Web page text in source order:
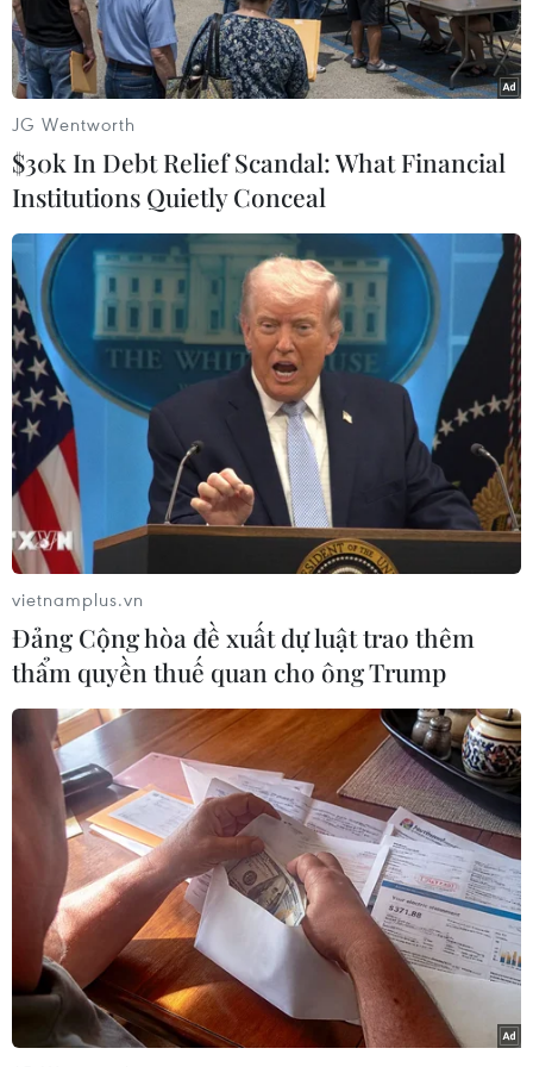
Hiện trường vụ tai nạn. (Nguồn: Newsteam)
Một người đàn ông ở Newbold on
Stour, Warwickshire (Anh) đã gặp tai nạn khá
hy hữu khi chiếc môtô phân khối lớn của anh
đâm thẳng vào... đống phân bón trên đường do
chiếc xe tải chở phân bị lật.
Theo tờ Metro, sự việc xảy ra vào khoảng lúc 8
giờ tối ngày 7/9 theo giờ địa phương.
đã không kịp trở tay sau khi một chiếc xe móc
chở phân bón bị lật ngay trước mặt anh.
Dù va chạm khá mạnh nhưng chiếc xe máy vẫn
còn nguyên vẹn và đứng yên trong đống phân
bón. Các nhân chứng cho biết, có thể chính nhờ
đống phân bón mà người lái xe máy đã thoát
chết, chỉ bị thương nhẹ. Bởi nếu chẳng hạn đó
là xe chở gạch đá thì hẳn sẽ gây ra va chạm
mạnh.
JG Wentworth
$30k In Debt Relief Scandal: What Financial
Institutions Quietly Conceal
vietnamplus.vn
Đảng Cộng hòa đề xuất dự luật trao thêm
thẩm quyền thuế quan cho ông Trump